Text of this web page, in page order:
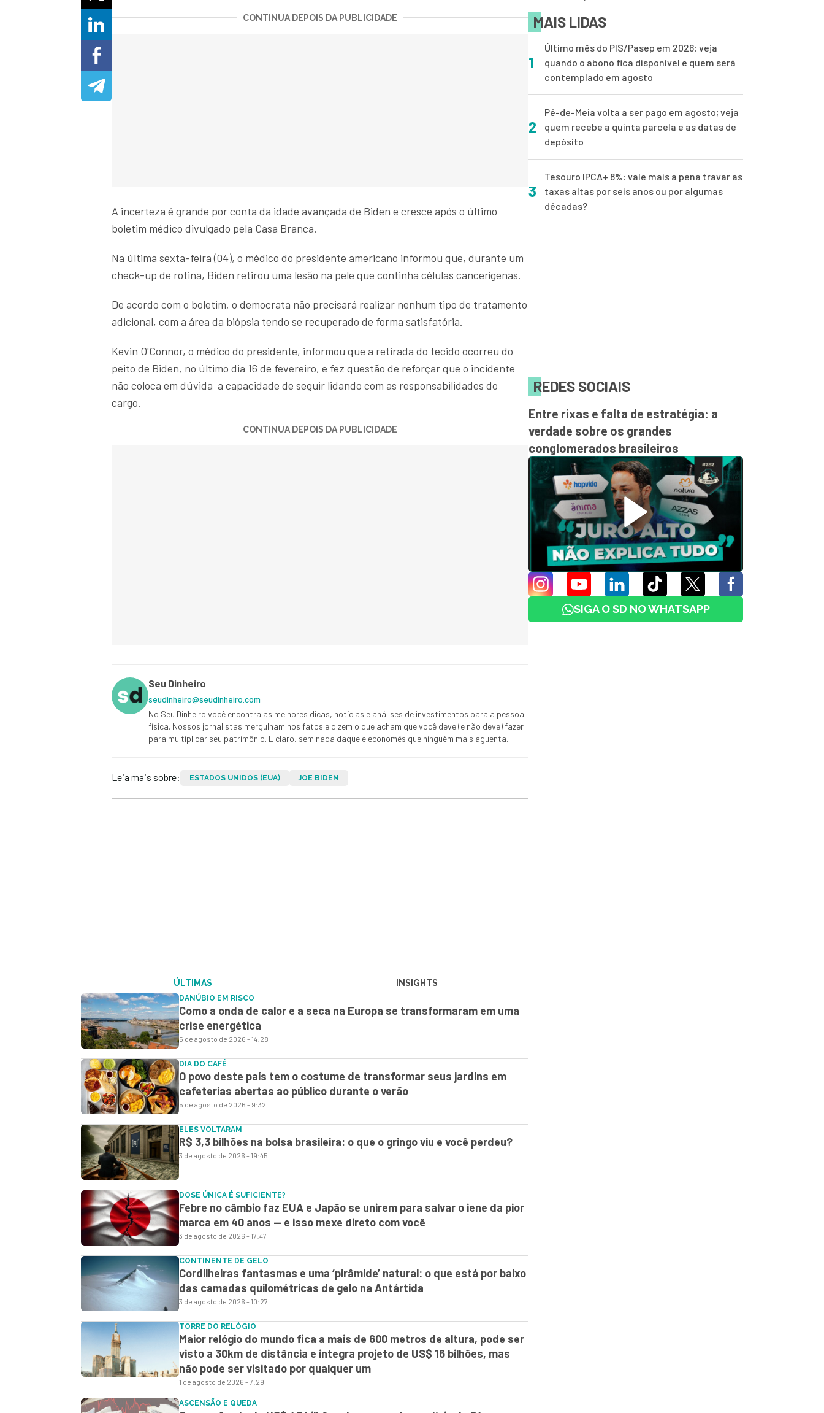
CONTINUA DEPOIS DA PUBLICIDADE
A incerteza é grande por conta da idade avançada de Biden e cresce após o último
boletim médico divulgado pela Casa Branca.
Na última sexta-feira (04), o médico do presidente americano informou que, durante um
check-up de rotina, Biden retirou uma lesão na pele que continha células cancerígenas.
De acordo com o boletim, o democrata não precisará realizar nenhum tipo de tratamento
adicional, com a área da biópsia tendo se recuperado de forma satisfatória.
Kevin O'Connor, o médico do presidente, informou que a retirada do tecido ocorreu do
peito de Biden, no último dia 16 de fevereiro, e fez questão de reforçar que o incidente
não coloca em dúvida a capacidade de seguir lidando com as responsabilidades do
cargo.
CONTINUA DEPOIS DA PUBLICIDADE
Seu Dinheiro
seudinheiro@seudinheiro.com
No Seu Dinheiro você encontra as melhores dicas, notícias e análises de investimentos para a pessoa
física. Nossos jornalistas mergulham nos fatos e dizem o que acham que você deve (e não deve) fazer
para multiplicar seu patrimônio. E claro, sem nada daquele economês que ninguém mais aguenta.
Leia mais sobre: ESTADOS UNIDOS (EUA) JOE BIDEN
ÚLTIMAS IN$IGHTS
DANÚBIO EM RISCO
Como a onda de calor e a seca na Europa se transformaram em uma
crise energética
5 de agosto de 2026 - 14:28
DIA DO CAFÉ
O povo deste país tem o costume de transformar seus jardins em
cafeterias abertas ao público durante o verão
5 de agosto de 2026 - 9:32
ELES VOLTARAM
R$ 3,3 bilhões na bolsa brasileira: o que o gringo viu e você perdeu?
3 de agosto de 2026 - 19:45
DOSE ÚNICA É SUFICIENTE?
Febre no câmbio faz EUA e Japão se unirem para salvar o iene da pior
marca em 40 anos — e isso mexe direto com você
3 de agosto de 2026 - 17:47
CONTINENTE DE GELO
Cordilheiras fantasmas e uma ‘pirâmide’ natural: o que está por baixo
das camadas quilométricas de gelo na Antártida
3 de agosto de 2026 - 10:27
TORRE DO RELÓGIO
Maior relógio do mundo fica a mais de 600 metros de altura, pode ser
visto a 30km de distância e integra projeto de US$ 16 bilhões, mas
não pode ser visitado por qualquer um
1 de agosto de 2026 - 7:29
ASCENSÃO E QUEDA
MAIS LIDAS
1
Último mês do PIS/Pasep em 2026: veja
quando o abono fica disponível e quem será
contemplado em agosto
2
Pé-de-Meia volta a ser pago em agosto; veja
quem recebe a quinta parcela e as datas de
depósito
3
Tesouro IPCA+ 8%: vale mais a pena travar as
taxas altas por seis anos ou por algumas
décadas?
REDES SOCIAIS
Entre rixas e falta de estratégia: a
verdade sobre os grandes
conglomerados brasileiros
SIGA O SD NO WHATSAPP